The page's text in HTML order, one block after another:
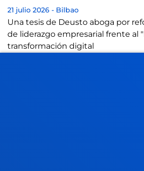
21 julio 2026 - Bilbao
Una tesis de Deusto aboga por
de liderazgo empresarial frente al
transformación digital